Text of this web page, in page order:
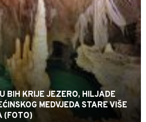
BIH KRIJE JEZERO, HILJADE
MEDVJEDA STARE VIŠE
(FOTO)